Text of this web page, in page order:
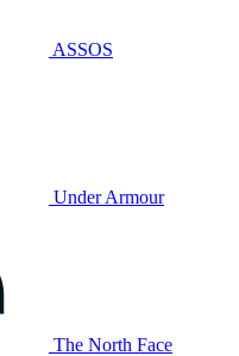
ASSOS
Under Armour
The North Face